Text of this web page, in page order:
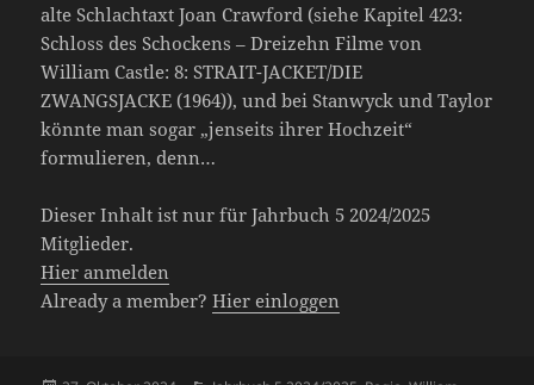
alte Schlachtaxt Joan Crawford (siehe Kapitel 423:
Schloss des Schockens – Dreizehn Filme von
William Castle: 8: STRAIT-JACKET/DIE
ZWANGSJACKE (1964)), und bei Stanwyck und Taylor
könnte man sogar „jenseits ihrer Hochzeit“
formulieren, denn…
Dieser Inhalt ist nur für Jahrbuch 5 2024/2025
Mitglieder.
Hier anmelden
Already a member?Hier einloggen